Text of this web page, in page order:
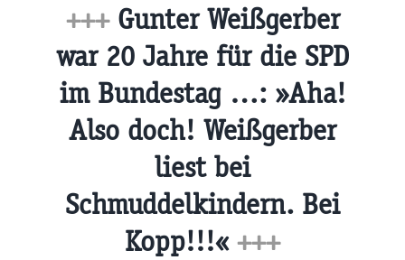
+++ Gunter Weißgerber
war 20 Jahre für die SPD
im Bundestag …: »Aha!
Also doch! Weißgerber
liest bei
Schmuddelkindern. Bei
Kopp!!!« +++